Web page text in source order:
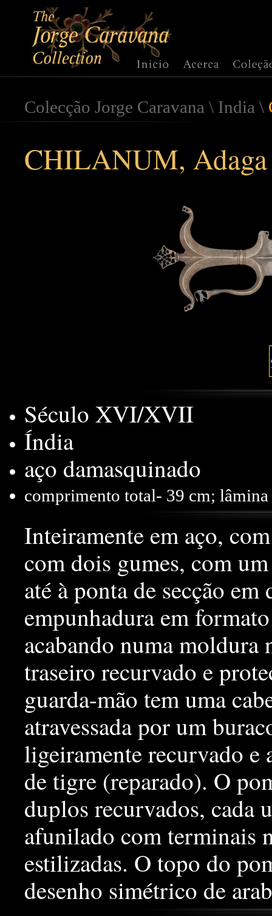
Colecção Jorge Caravana \ India \
CHILANUM, Adaga
Século XVI/XVII
Índia
aço damasquinado
comprimento total- 39 cm;
Inteiramente em aço,
com dois gumes, com
até à ponta de secção
empunhadura em
acabando numa moldura
traseiro recurvado e
guarda-mão tem uma
atravessada por um
ligeiramente recurvado e
de tigre (reparado). O
duplos recurvados, cada
afunilado com terminais
estilizadas. O topo do
desenho simétrico de